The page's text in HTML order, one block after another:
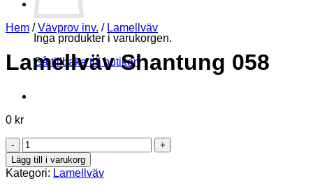
Inga produkter i varukorgen.
Gå tillbaka till butiken
Hem / Vävprov inv. / Lamellväv
Lamellväv Shantung 058
0 kr
Lamellväv
Shantung
058
mängd
Lägg till i varukorg
Kategori: Lamellväv